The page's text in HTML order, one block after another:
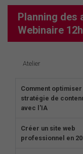
Planning des
Webinaire
Atelier
Comment optimiser
stratégie de
avec l'IA
Créer un site web
professionnel en